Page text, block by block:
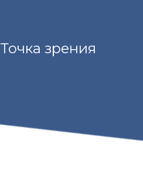
Точка зрения